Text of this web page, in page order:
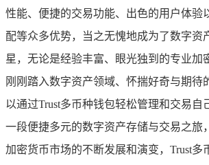
性能、便捷的交易功能、出色的用户体验
配等众多优势，当之无愧地成为了数字资
星，无论是经验丰富、眼光独到的专业加
刚刚踏入数字资产领域、怀揣好奇与期待
以通过Trust多币种钱包轻松管理和交易自
一段便捷多元的数字资产存储与交易之旅
加密货币市场的不断发展和演变，Trust多